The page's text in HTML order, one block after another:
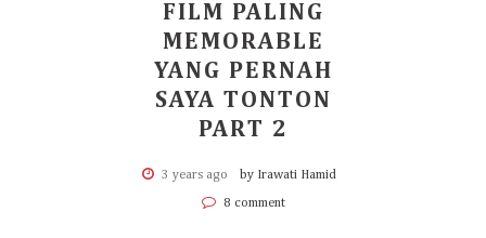
FILM PALING
MEMORABLE
YANG PERNAH
SAYA TONTON
PART 2
3 years ago by Irawati Hamid
8 comment